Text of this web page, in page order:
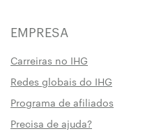
EMPRESA
Carreiras no IHG
Redes globais do IHG
Programa de afiliados
Precisa de ajuda?